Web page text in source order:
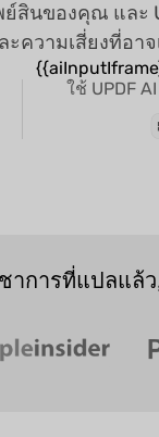
สินของคุณ และ
ความเสี่ยงที่อา
ใช้ UPDF
าการที่แปลแล้